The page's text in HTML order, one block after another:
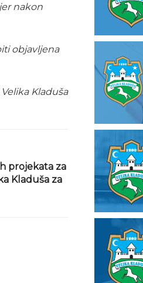
nakon
objavljena
Kladuša
projekata za
Kladuša za